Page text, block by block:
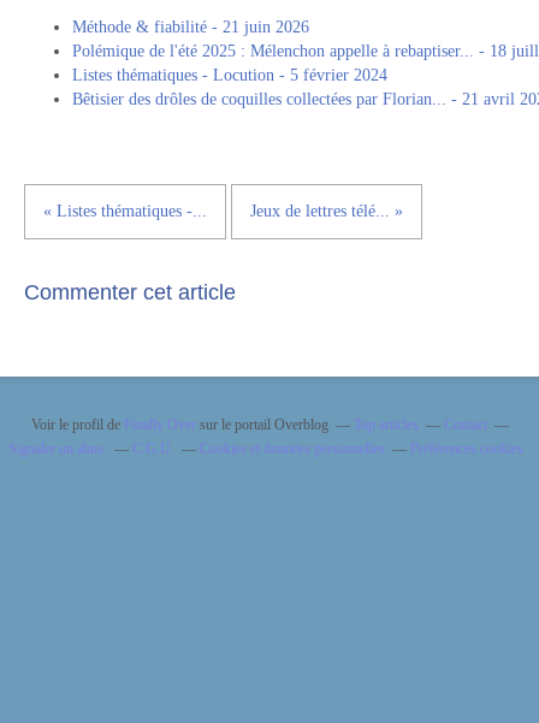
Méthode & fiabilité - 21 juin 2026
Polémique de l'été 2025 : Mélenchon appelle à rebaptiser... - 18
Listes thématiques - Locution - 5 février 2024
Bêtisier des drôles de coquilles collectées par Florian... - 21 avril
« Listes thématiques -... Jeux de lettres télé... »
Commenter cet article
Voir le profil de Finally Oversur le portail Overblog Top articles
Contact
Signaler un abus
C.G.U. Cookies et données personnelles Préférences cookies